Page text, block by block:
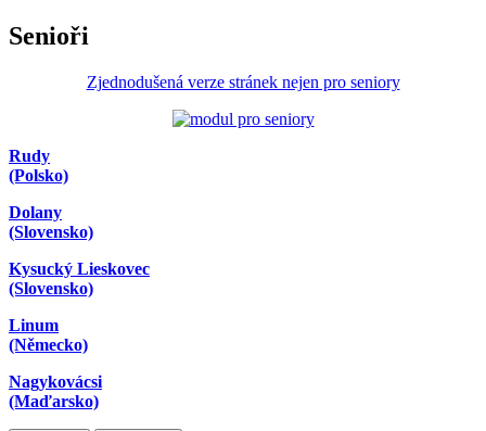
Senioři
Zjednodušená verze stránek nejen pro seniory
Rudy
(Polsko)
Dolany
(Slovensko)
Kysucký Lieskovec
(Slovensko)
Linum
(Německo)
Nagykovácsi
(Maďarsko)